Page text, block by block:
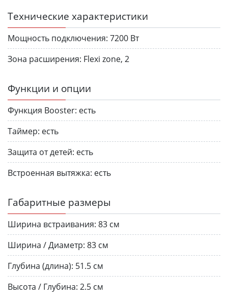
Технические характеристики
Мощность подключения: 7200 Вт
Зона расширения: Flexi zone, 2
Функции и опции
Функция Booster: есть
Таймер: есть
Защита от детей: есть
Встроенная вытяжка: есть
Габаритные размеры
Ширина встраивания: 83 см
Ширина / Диаметр: 83 см
Глубина (длина): 51.5 см
Высота / Глубина: 2.5 см